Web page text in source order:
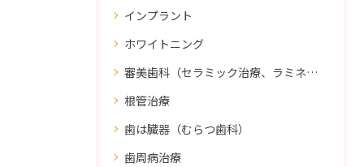
インプラント
ホワイトニング
審美歯科（セラミック治療、ラミネートべニア、ダイレクトボンディング）
根管治療
歯は臓器（むらつ歯科）
歯周病治療